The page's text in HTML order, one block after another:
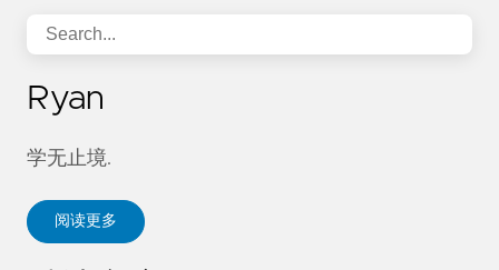
Ryan
学无止境.
阅读更多